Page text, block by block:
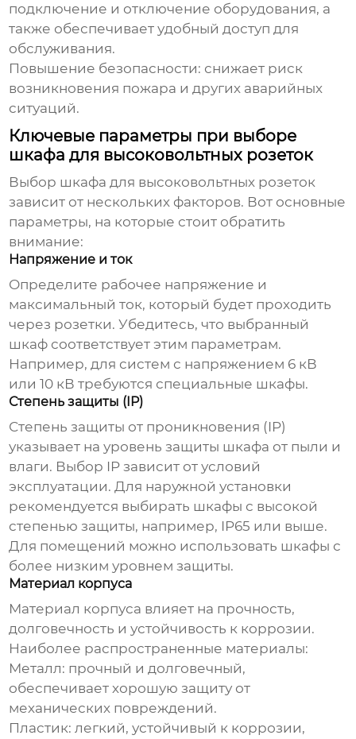
подключение и отключение оборудования, а
также обеспечивает удобный доступ для
обслуживания.
Повышение безопасности: снижает риск
возникновения пожара и других аварийных
ситуаций.
Ключевые параметры при выборе
шкафа для высоковольтных розеток
Выбор шкафа для высоковольтных розеток
зависит от нескольких факторов. Вот основные
параметры, на которые стоит обратить
внимание:
Напряжение и ток
Определите рабочее напряжение и
максимальный ток, который будет проходить
через розетки. Убедитесь, что выбранный
шкаф соответствует этим параметрам.
Например, для систем с напряжением 6 кВ
или 10 кВ требуются специальные шкафы.
Степень защиты (IP)
Степень защиты от проникновения (IP)
указывает на уровень защиты шкафа от пыли и
влаги. Выбор IP зависит от условий
эксплуатации. Для наружной установки
рекомендуется выбирать шкафы с высокой
степенью защиты, например, IP65 или выше.
Для помещений можно использовать шкафы с
более низким уровнем защиты.
Материал корпуса
Материал корпуса влияет на прочность,
долговечность и устойчивость к коррозии.
Наиболее распространенные материалы:
Металл: прочный и долговечный,
обеспечивает хорошую защиту от
механических повреждений.
Пластик: легкий, устойчивый к коррозии,